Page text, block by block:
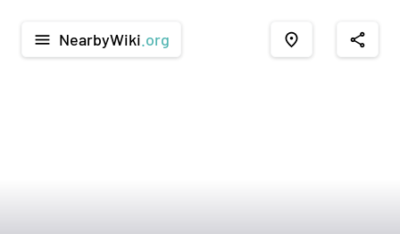
menu NearbyWiki .org place share